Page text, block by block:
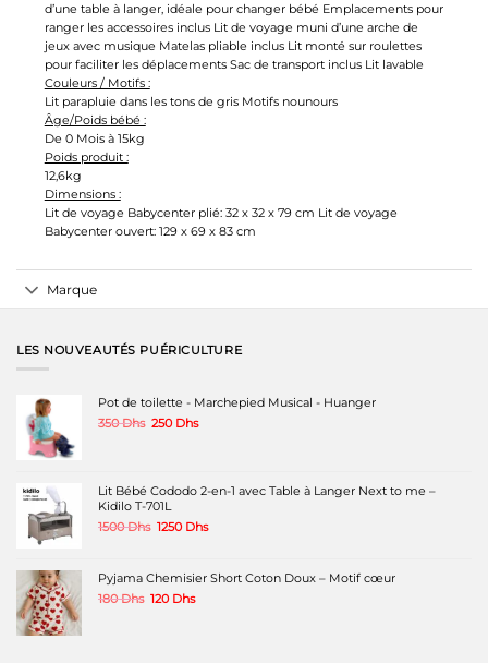
d’une table à langer, idéale pour changer bébé Emplacements pour
ranger les accessoires inclus Lit de voyage muni d’une arche de
jeux avec musique Matelas pliable inclus Lit monté sur roulettes
pour faciliter les déplacements Sac de transport inclus Lit lavable
Couleurs / Motifs :
Lit parapluie dans les tons de gris Motifs nounours
Âge/Poids bébé :
De 0 Mois à 15kg
Poids produit :
12,6kg
Dimensions :
Lit de voyage Babycenter plié: 32 x 32 x 79 cm Lit de voyage
Babycenter ouvert: 129 x 69 x 83 cm
Marque
LES NOUVEAUTÉS PUÉRICULTURE
Pot de toilette - Marchepied Musical - Huanger
350Dhs Le
250 DhsLe
Lit Bébé Cododo 2-en-1 avec Table à Langer Next to me –
Kidilo T-701L
1500Dhs Le
était :
1500 Dhs.
1250 DhsLe
est :
1250 Dhs.
Pyjama Chemisier Short Coton Doux – Motif cœur
180Dhs Le
120 DhsLe